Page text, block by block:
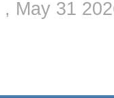
, May 31